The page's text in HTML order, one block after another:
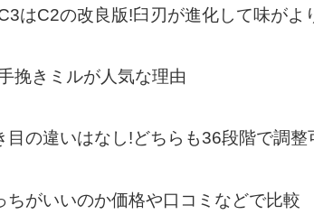
はC2の改良版!臼刃が進化して味がよ
挽きミルが人気な理由
目の違いはなし!どちらも36段階で調整
ちがいいのか価格や口コミなどで比較